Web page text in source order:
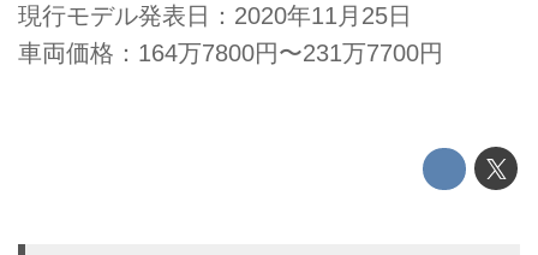
現行モデル発表日：2020年11月25日
車両価格：164万7800円〜231万7700円